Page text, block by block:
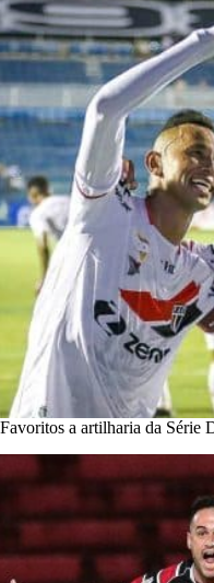
Favoritos a artilharia da Série